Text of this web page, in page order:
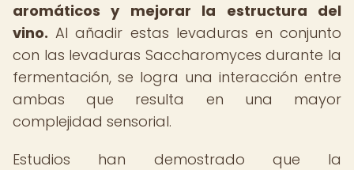
aromáticos y mejorar la estructura del
vino. Al añadir estas levaduras en conjunto
con las levaduras Saccharomyces durante la
fermentación, se logra una interacción entre
ambas que resulta en una mayor
complejidad sensorial.
Estudios han demostrado que la